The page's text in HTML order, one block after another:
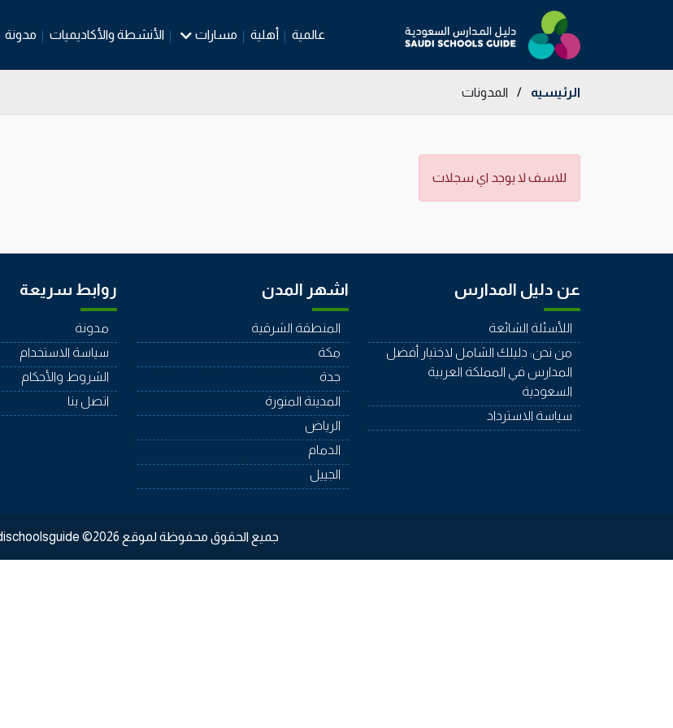
عالمية أهلية مسارات الأنشطة والأكاديميات مدونة
الرئيسيه / المدونات
للاسف لا يوجد اي سجلات
عن دليل المدارس
اللأسئلة الشائعة
من نحن: دليلك الشامل لاختيار أفضل
المدارس في المملكة العربية
السعودية
سياسة الاسترداد
اشهر المدن
المنطقة الشرقية
مكة
جدة
المدينة المنورة
الرياض
الدمام
الجييل
روابط سريعة
مدونة
سياسة الاستخدام
الشروط والأحكام
اتصل بنا
جميع الحقوق محفوظة لموقع saudischoolsguide ©2026